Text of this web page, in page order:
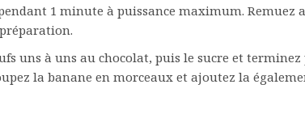
1 minute à puissance maximum. Remuez
uns à uns au chocolat, puis le sucre et
la banane en morceaux et ajoutez la